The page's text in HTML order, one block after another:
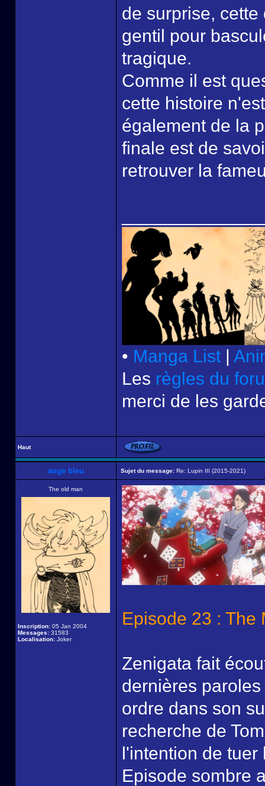
de surprise,
gentil pour
tragique.
Comme il est
cette histoire
également de la
finale est de
retrouver la
• Manga List |
Les règles du
merci de les
Haut
ange bleu Sujet du message: Re: Lupin III (2015-2021)
The old man
Inscription: 05 Jan 2004
Messages: 31583
Localisation: Joker
Episode 23 : The
Zenigata fait
dernières
ordre dans son
recherche de
l'intention de tuer
Episode sombre